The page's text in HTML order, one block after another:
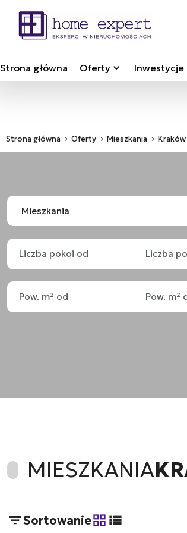
Strona główna Oferty Inwestycje
Strona główna Oferty Mieszkania Kraków
MIESZKANIA
Sortowanie